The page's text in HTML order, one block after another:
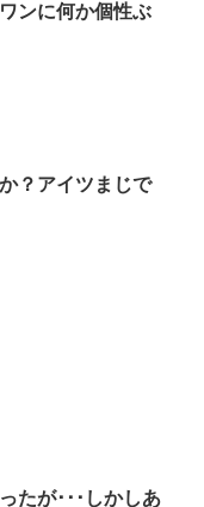
ンに何か個性ぶ
？アイツまじで
たが･･･しかしあ